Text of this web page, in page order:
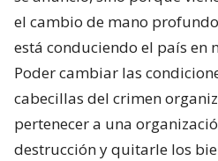
el cambio de mano
está conduciendo el país en
Poder cambiar las
cabecillas del crimen
pertenecer a una
destrucción y quitarle los